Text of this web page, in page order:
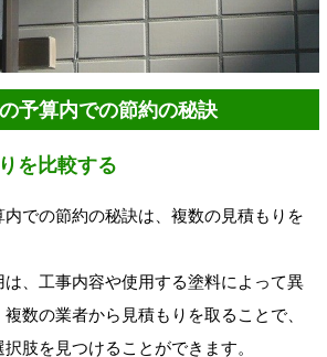
予算内での節約の秘訣
を比較する
での節約の秘訣は、複数の見積もりを
、工事内容や使用する塗料によって異
数の業者から見積もりを取ることで、
肢を見つけることができます。